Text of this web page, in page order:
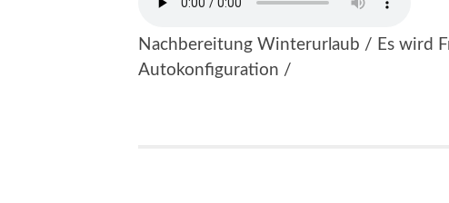
Nachbereitung Winterurlaub / Es wird
Autokonfiguration /